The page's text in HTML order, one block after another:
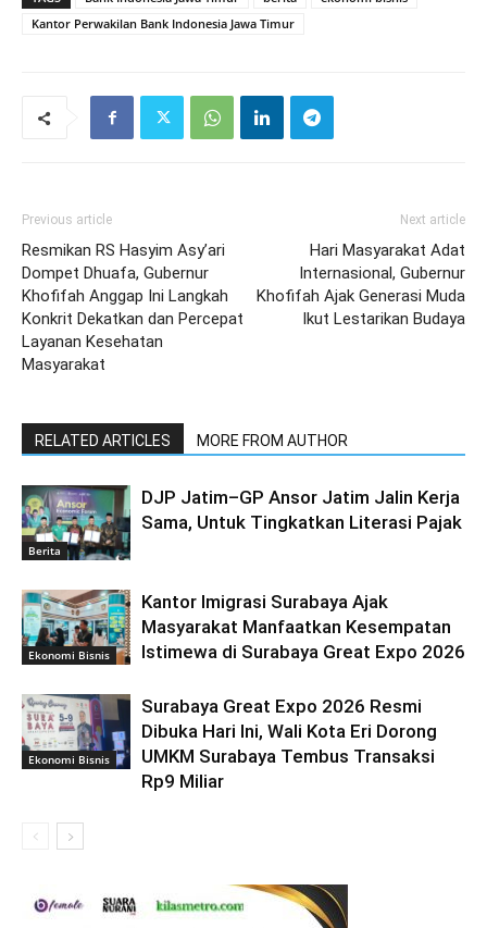
Kantor Perwakilan Bank Indonesia Jawa Timur
Previous article
Resmikan RS Hasyim Asy’ari
Dompet Dhuafa, Gubernur
Khofifah Anggap Ini Langkah
Konkrit Dekatkan dan Percepat
Layanan Kesehatan
Masyarakat
Next article
Hari Masyarakat Adat
Internasional, Gubernur
Khofifah Ajak Generasi Muda
Ikut Lestarikan Budaya
RELATED ARTICLES MORE FROM AUTHOR
Berita
DJP Jatim–GP Ansor Jatim Jalin Kerja
Sama, Untuk Tingkatkan Literasi Pajak
Ekonomi Bisnis
Kantor Imigrasi Surabaya Ajak
Masyarakat Manfaatkan Kesempatan
Istimewa di Surabaya Great Expo 2026
Ekonomi Bisnis
Surabaya Great Expo 2026 Resmi
Dibuka Hari Ini, Wali Kota Eri Dorong
UMKM Surabaya Tembus Transaksi
Rp9 Miliar